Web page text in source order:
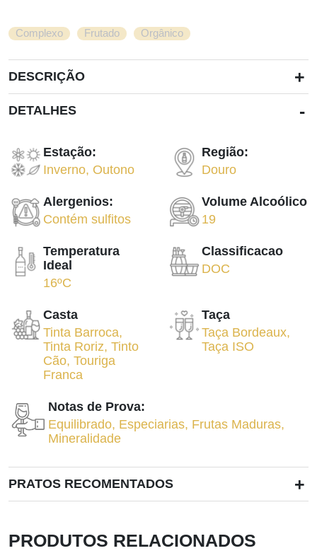
Complexo Frutado Orgânico
DESCRIÇÃO +
DETALHES -
Estação:
Inverno, Outono
Região:
Douro
Alergenios:
Contém sulfitos
Volume Alcoólico
19
Temperatura
Ideal
16ºC
Classificacao
DOC
Casta
Tinta Barroca,
Tinta Roriz,Tinto
Cão,Touriga
Franca
Taça
Taça Bordeaux,
Taça ISO
Notas de Prova:
Equilibrado, Especiarias, Frutas Maduras,
Mineralidade
PRATOS RECOMENTADOS +
PRODUTOS RELACIONADOS